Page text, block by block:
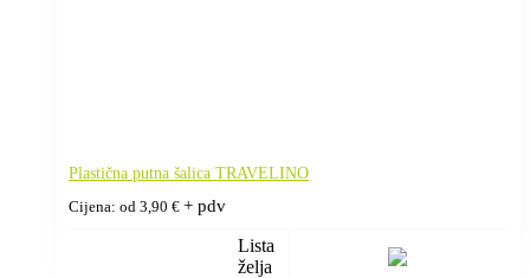
Plastična putna šalica TRAVELINO
Cijena: od 3,90 € + pdv
Lista
želja